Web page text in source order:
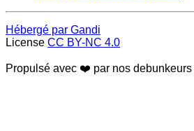
Hébergé par Gandi
License CC BY-NC 4.0
Propulsé avec ❤️ par nos debunkeurs